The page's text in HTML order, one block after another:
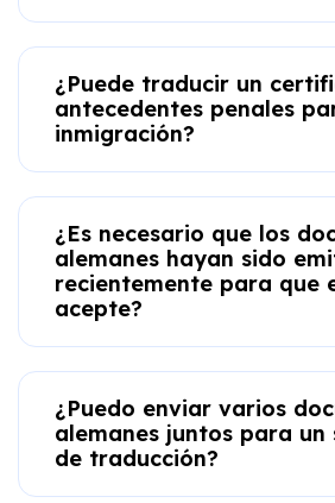
¿Puede traducir un
antecedentes penales
inmigración?
¿Es necesario que los
alemanes hayan sido
recientemente para que
acepte?
¿Puedo enviar varios
alemanes juntos para un
de traducción?